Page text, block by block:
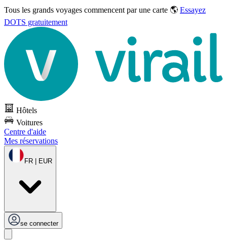
Tous les grands voyages commencent par une carte 🌎 Essayez
DOTS gratuitement
Hôtels
Voitures
Centre d'aide
Mes réservations
FR | EUR
se connecter